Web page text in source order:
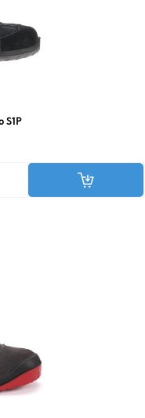
Zaštitna cipela, Zoro S1P